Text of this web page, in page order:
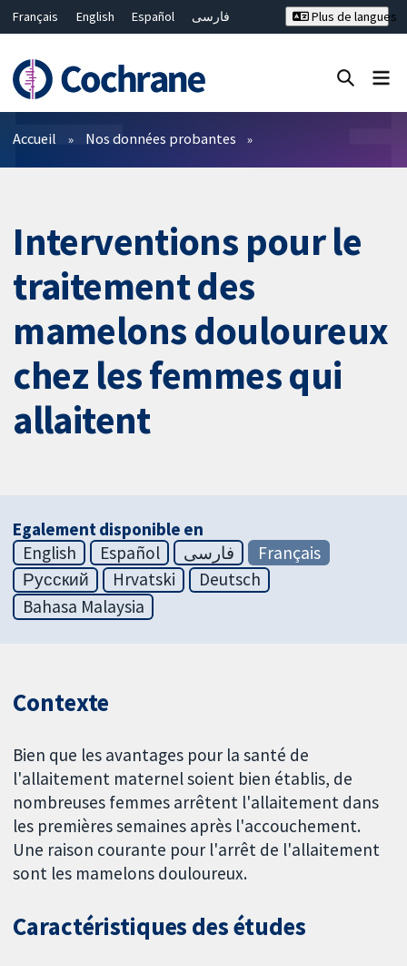
Français English Español
فارسی
Bahasa Malaysia
ไทย
繁體中文
简体中文
Plus de langues
Filtres
Accueil Nos données probantes
Interventions pour le
traitement des
mamelons douloureux
chez les femmes qui
allaitent
Egalement disponible en
English
Español فارسی
Français
Русский
Hrvatski
Deutsch
Bahasa Malaysia
Contexte
Bien que les avantages pour la santé de
l'allaitement maternel soient bien établis, de
nombreuses femmes arrêtent l'allaitement dans
les premières semaines après l'accouchement.
Une raison courante pour l'arrêt de l'allaitement
sont les mamelons douloureux.
Caractéristiques des études